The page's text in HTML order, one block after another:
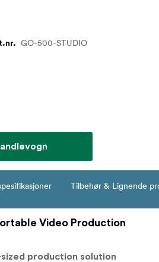
GO-500-STUDIO
Tilbehør & Lignende
Video Production
production solution